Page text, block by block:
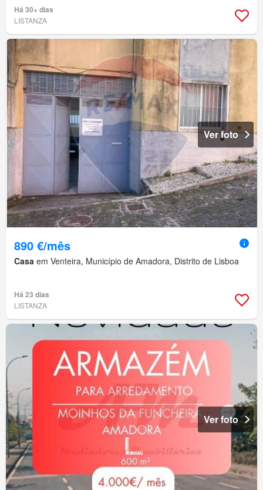
Há 30+ dias
LISTANZA
Ver foto
890 €/mês
Casa em Venteira, Município de Amadora, Distrito de Lisboa
Há 23 dias
LISTANZA
Ver foto